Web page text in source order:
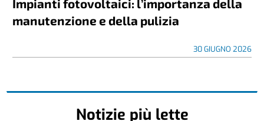
Impianti fotovoltaici: l’importanza della
manutenzione e della pulizia
30 GIUGNO 2026
Notizie più lette